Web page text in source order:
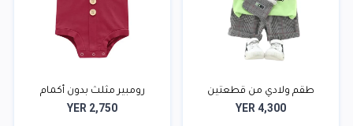
طقم ولادي من قطعتين
YER 4,300
رومبير مثلث بدون أكمام
YER 2,750